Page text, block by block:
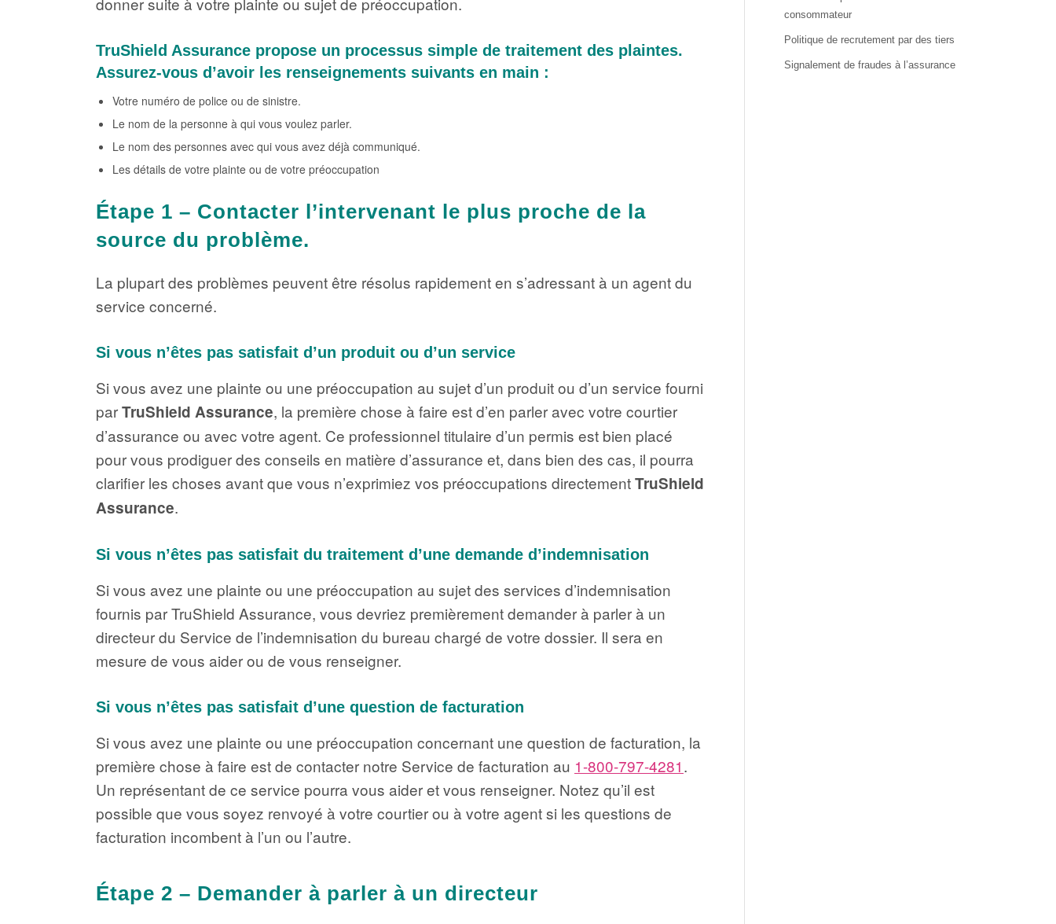
TruShield Assurance propose un processus simple de traitement des plaintes.
Assurez-vous d’avoir les renseignements suivants en main :
Votre numéro de police ou de sinistre.
Le nom de la personne à qui vous voulez parler.
Le nom des personnes avec qui vous avez déjà communiqué.
Les détails de votre plainte ou de votre préoccupation
Étape 1 – Contacter l’intervenant le plus proche de la
source du problème.
La plupart des problèmes peuvent être résolus rapidement en s’adressant à un agent du
service concerné.
Si vous n’êtes pas satisfait d’un produit ou d’un service
Si vous avez une plainte ou une préoccupation au sujet d’un produit ou d’un service fourni
parTruShield Assurance, la première chose à faire est d’en parler avec votre courtier
d’assurance ou avec votre agent. Ce professionnel titulaire d’un permis est bien placé
pour vous prodiguer des conseils en matière d’assurance et, dans bien des cas, il pourra
clarifier les choses avant que vous n’exprimiez vos préoccupations directementTruShield
Assurance.
Si vous n’êtes pas satisfait du traitement d’une demande d’indemnisation
Si vous avez une plainte ou une préoccupation au sujet des services d’indemnisation
fournis par TruShield Assurance, vous devriez premièrement demander à parler à un
directeur du Service de l’indemnisation du bureau chargé de votre dossier. Il sera en
mesure de vous aider ou de vous renseigner.
Si vous n’êtes pas satisfait d’une question de facturation
Si vous avez une plainte ou une préoccupation concernant une question de facturation, la
première chose à faire est de contacter notre Service de facturation au 1-800-797-4281.
Un représentant de ce service pourra vous aider et vous renseigner. Notez qu’il est
possible que vous soyez renvoyé à votre courtier ou à votre agent si les questions de
facturation incombent à l’un ou l’autre.
Étape 2 – Demander à parler à un directeur
consommateur
Politique de recrutement par des tiers
Signalement de fraudes à l’assurance